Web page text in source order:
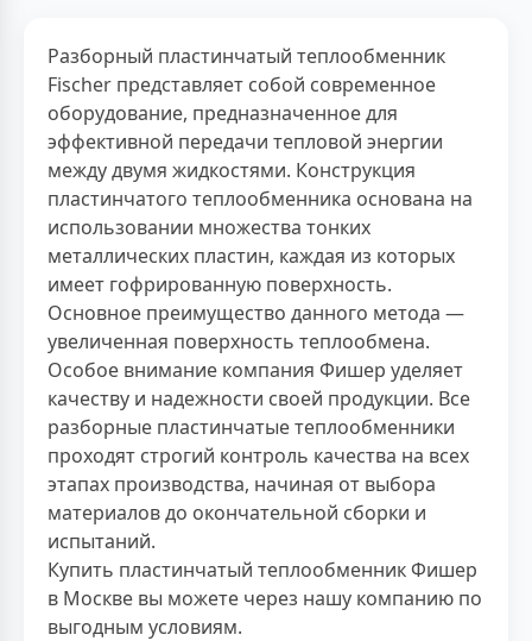
Разборный пластинчатый теплообменник
Fischer представляет собой современное
оборудование, предназначенное для
эффективной передачи тепловой энергии
между двумя жидкостями. Конструкция
пластинчатого теплообменника основана на
использовании множества тонких
металлических пластин, каждая из которых
имеет гофрированную поверхность.
Основное преимущество данного метода —
увеличенная поверхность теплообмена.
Особое внимание компания Фишер уделяет
качеству и надежности своей продукции. Все
разборные пластинчатые теплообменники
проходят строгий контроль качества на всех
этапах производства, начиная от выбора
материалов до окончательной сборки и
испытаний.
Купить пластинчатый теплообменник Фишер
в Москве вы можете через нашу компанию по
выгодным условиям.